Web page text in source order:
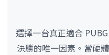
選擇一台真正適合
決勝的唯一因素。當硬